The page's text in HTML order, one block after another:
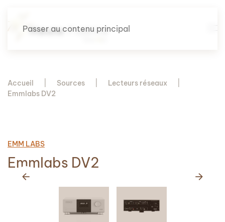
Passer au contenu principal
Accueil Sources
Lecteurs réseaux
Emmlabs DV2
EMM LABS
Emmlabs DV2